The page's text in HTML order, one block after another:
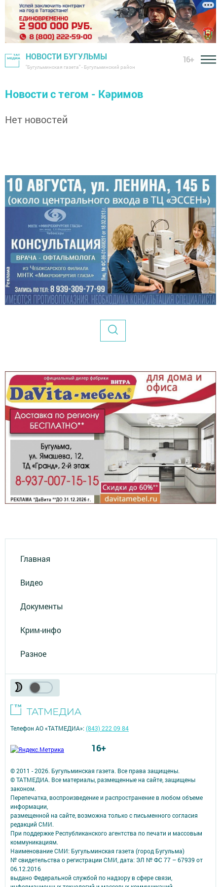
НОВОСТИ БУГУЛЬМЫ
"Бугульминская газета" - Бугульминский район
16+
Новости с тегом - Кәримов
Нет новостей
Главная
Видео
Документы
Крим-инфо
Разное
© 2011 - 2026. Бугульминская газета. Все права защищены.
© ТАТМЕДИА. Все материалы, размещенные на сайте, защищены
законом.
Перепечатка, воспроизведение и распространение в любом объеме
информации,
размещенной на сайте, возможна только с письменного согласия
редакций СМИ.
При поддержке Республиканского агентства по печати и массовым
коммуникациям.
Наименование СМИ: Бугульминская газета (город Бугульма)
№ свидетельства о регистрации СМИ, дата: ЭЛ № ФС 77 – 67939 от
06.12.2016
выдано Федеральной службой по надзору в сфере связи,
Телефон АО «ТАТМЕДИА»:(843) 222 09 84
16+